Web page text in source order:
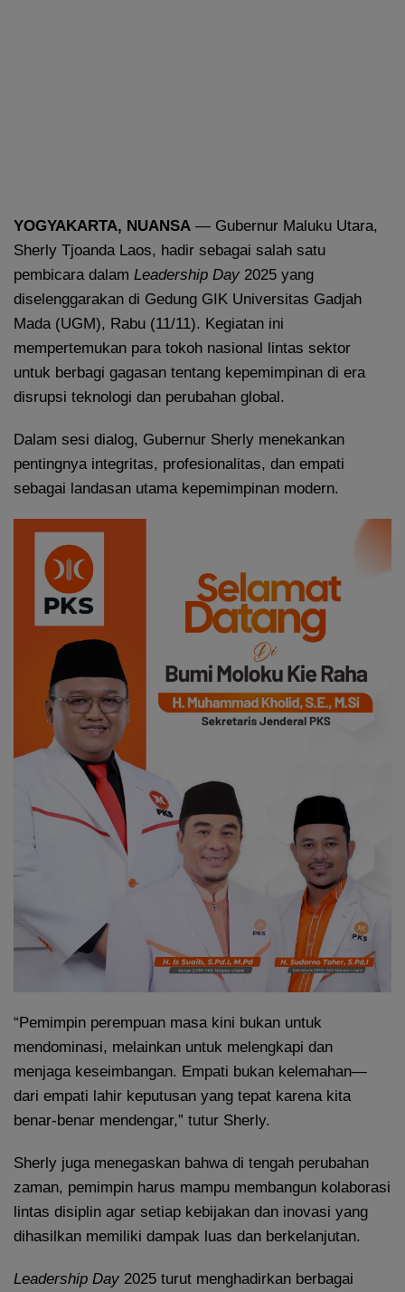
YOGYAKARTA, NUANSA — Gubernur Maluku Utara,
Sherly Tjoanda Laos, hadir sebagai salah satu
pembicara dalam Leadership Day 2025 yang
diselenggarakan di Gedung GIK Universitas Gadjah
Mada (UGM), Rabu (11/11). Kegiatan ini
mempertemukan para tokoh nasional lintas sektor
untuk berbagi gagasan tentang kepemimpinan di era
disrupsi teknologi dan perubahan global.
Dalam sesi dialog, Gubernur Sherly menekankan
pentingnya integritas, profesionalitas, dan empati
sebagai landasan utama kepemimpinan modern.
“Pemimpin perempuan masa kini bukan untuk
mendominasi, melainkan untuk melengkapi dan
menjaga keseimbangan. Empati bukan kelemahan—
dari empati lahir keputusan yang tepat karena kita
benar-benar mendengar,” tutur Sherly.
Sherly juga menegaskan bahwa di tengah perubahan
zaman, pemimpin harus mampu membangun kolaborasi
lintas disiplin agar setiap kebijakan dan inovasi yang
dihasilkan memiliki dampak luas dan berkelanjutan.
Leadership Day 2025 turut menghadirkan berbagai